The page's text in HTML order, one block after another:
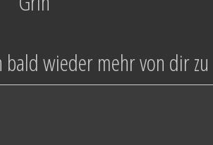
wieder mehr von dir